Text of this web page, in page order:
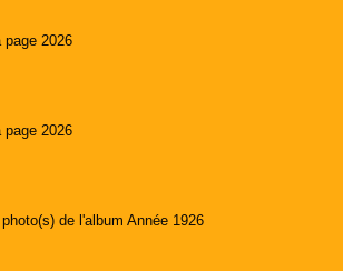
page 2026
page 2026
de l'album Année 1926